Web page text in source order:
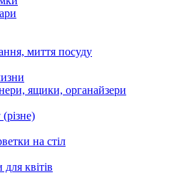
миття посуду
ящики, органайзери
на стіл
квітів